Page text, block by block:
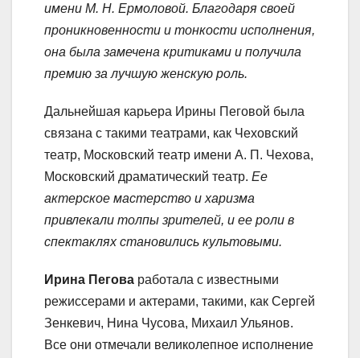
имени М. Н. Ермоловой. Благодаря своей
проникновенности и тонкости исполнения,
она была замечена критиками и получила
премию за лучшую женскую роль.
Дальнейшая карьера Ирины Пеговой была
связана с такими театрами, как Чеховский
театр, Московский театр имени А. П. Чехова,
Московский драматический театр. Ее
актерское мастерство и харизма
привлекали толпы зрителей, и ее роли в
спектаклях становились культовыми.
Ирина Пегова работала с известными
режиссерами и актерами, такими, как Сергей
Зенкевич, Нина Чусова, Михаил Ульянов.
Все они отмечали великолепное исполнение